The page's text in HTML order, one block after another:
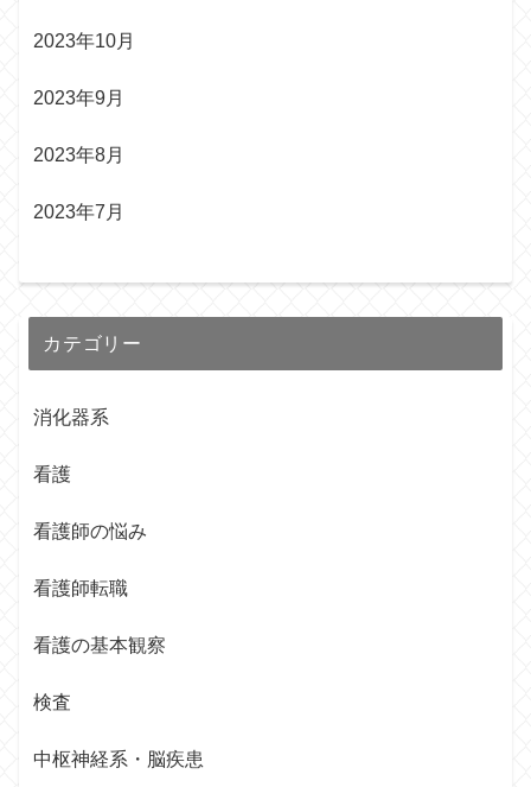
2023年10月
2023年9月
2023年8月
2023年7月
カテゴリー
消化器系
看護
看護師の悩み
看護師転職
看護の基本観察
検査
中枢神経系・脳疾患